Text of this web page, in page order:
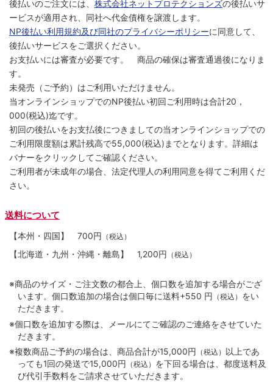
後払いのご注文には、 株式会社ネットプロテクションズの後払いサ
ービスが適用され、同社へ代金債権を譲渡します。
NP後払い利用規約及び同社のプライバシーポリシーに同意して、
後払いサービスをご選択ください。
お支払いには審査が必要です。 商品の確保は審査通過後になりま
す。
未発売（ご予約）はご利用いただけません。
当オンラインショップでのNP後払い初回ご利用時は合計20，
000(税込)迄です。
初回の後払いをお支払後につきましての当オンラインショップでの
ご利用限度額は累計残高で55,000(税込)までとなります。詳細は
バナーをクリックしてご確認ください。
ご利用者が未成年の場合、法定代理人の利用同意を得てご利用くだ
さい。
送料について
【本州・四国】 700円 （税込）
【北海道・九州・沖縄・離島】 1,200円 （税込）
※商品のサイズ・ご注文数の都合上、個口数を追加する場合がござ
います。個口数追加の場合は個口毎に送料+550 円 （税込） をい
ただきます。
※個口数を追加する際は、メールにてご確認のご連絡をさせていた
だきます。
※複数商品ご予約の場合は、商品合計が15,000円 （税込） 以上であ
っても1回の発送で15,000円 （税込） を下回る場合は、都度送料及
び代引手数料をご請求させていただきます。